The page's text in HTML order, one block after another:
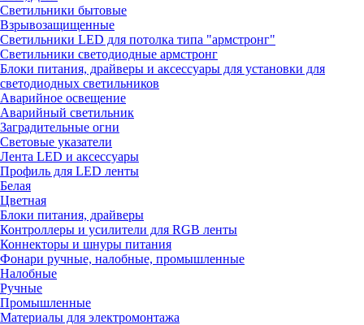
Светильники бытовые
Взрывозащищенные
Светильники LED для потолка типа "армстронг"
Светильники светодиодные армстронг
Блоки питания, драйверы и аксессуары для установки для
светодиодных светильников
Аварийное освещение
Аварийный светильник
Заградительные огни
Световые указатели
Лента LED и аксессуары
Профиль для LED ленты
Белая
Цветная
Блоки питания, драйверы
Контроллеры и усилители для RGB ленты
Коннекторы и шнуры питания
Фонари ручные, налобные, промышленные
Налобные
Ручные
Промышленные
Материалы для электромонтажа